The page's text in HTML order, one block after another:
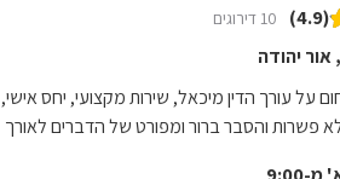
(4.9) 10 דירוגים
על עורך הדין מיכאל, שירות מקצועי, יחס אישי,
פשרות והסבר ברור ומפורט של הדברים לאורך